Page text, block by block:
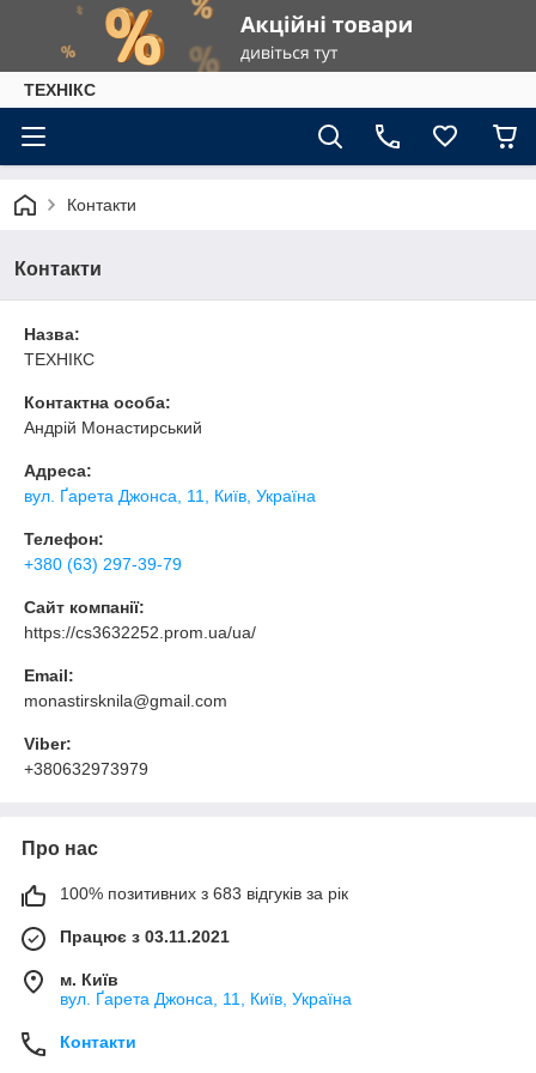
ТЕХНІКС
Контакти
Контакти
Назва:
ТЕХНІКС
Контактна особа:
Андрій Монастирський
Адреса:
вул. Ґарета Джонса, 11, Київ, Україна
Телефон:
+380 (63) 297-39-79
Сайт компанії:
https://cs3632252.prom.ua/ua/
Email:
monastirsknila@gmail.com
Viber:
+380632973979
Про нас
100% позитивних з 683 відгуків за рік
Працює з 03.11.2021
м. Київ
вул. Ґарета Джонса, 11, Київ, Україна
Контакти